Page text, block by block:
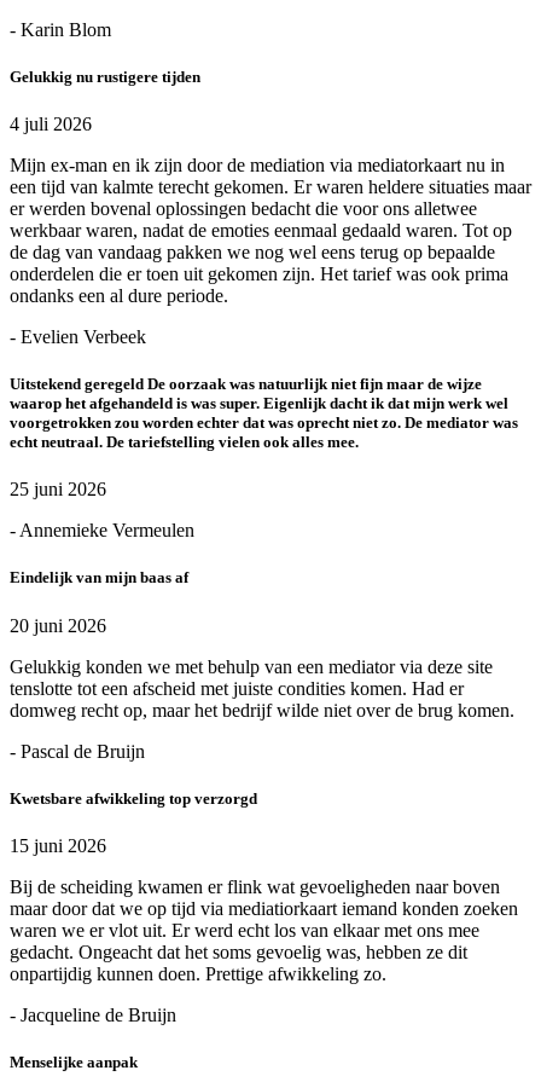
- Karin Blom
Gelukkig nu rustigere tijden
4 juli 2026
Mijn ex-man en ik zijn door de mediation via mediatorkaart nu in
een tijd van kalmte terecht gekomen. Er waren heldere situaties maar
er werden bovenal oplossingen bedacht die voor ons alletwee
werkbaar waren, nadat de emoties eenmaal gedaald waren. Tot op
de dag van vandaag pakken we nog wel eens terug op bepaalde
onderdelen die er toen uit gekomen zijn. Het tarief was ook prima
ondanks een al dure periode.
- Evelien Verbeek
Uitstekend geregeld De oorzaak was natuurlijk niet fijn maar de wijze
waarop het afgehandeld is was super. Eigenlijk dacht ik dat mijn werk wel
voorgetrokken zou worden echter dat was oprecht niet zo. De mediator was
echt neutraal. De tariefstelling vielen ook alles mee.
25 juni 2026
- Annemieke Vermeulen
Eindelijk van mijn baas af
20 juni 2026
Gelukkig konden we met behulp van een mediator via deze site
tenslotte tot een afscheid met juiste condities komen. Had er
domweg recht op, maar het bedrijf wilde niet over de brug komen.
- Pascal de Bruijn
Kwetsbare afwikkeling top verzorgd
15 juni 2026
Bij de scheiding kwamen er flink wat gevoeligheden naar boven
maar door dat we op tijd via mediatiorkaart iemand konden zoeken
waren we er vlot uit. Er werd echt los van elkaar met ons mee
gedacht. Ongeacht dat het soms gevoelig was, hebben ze dit
onpartijdig kunnen doen. Prettige afwikkeling zo.
- Jacqueline de Bruijn
Menselijke aanpak